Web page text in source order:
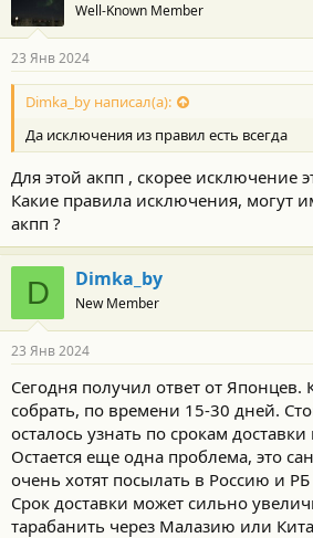
Well-Known Member
23 Янв 2024
Dimka_by написал(а):
Да исключения из правил есть всегда
Для этой акпп , скорее исключение
Какие правила исключения, могут
акпп ?
D Dimka_by
New Member
23 Янв 2024
Сегодня получил ответ от Японцев.
собрать, по времени 15-30 дней.
осталось узнать по срокам
Остается еще одна проблема, это
очень хотят посылать в Россию и
Срок доставки может сильно
тарабанить через Малазию или